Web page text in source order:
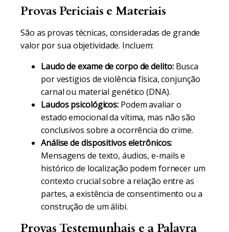
Provas Periciais e Materiais
São as provas técnicas, consideradas de grande
valor por sua objetividade. Incluem:
Laudo de exame de corpo de delito:Busca
por vestígios de violência física, conjunção
carnal ou material genético (DNA).
Laudos psicológicos: Podem avaliar o
estado emocional da vítima, mas não são
conclusivos sobre a ocorrência do crime.
Análise de dispositivos eletrônicos:
Mensagens de texto, áudios, e-mails e
histórico de localização podem fornecer um
contexto crucial sobre a relação entre as
partes, a existência de consentimento ou a
construção de um álibi.
Provas Testemunhais e a Palavra